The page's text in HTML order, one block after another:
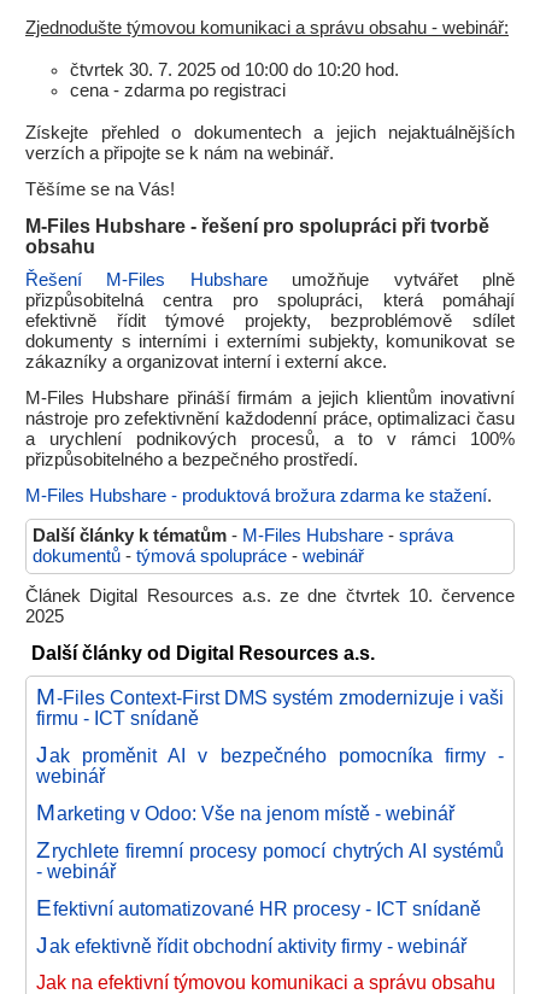
Zjednodušte týmovou komunikaci a správu obsahu - webinář:
čtvrtek 30. 7. 2025 od 10:00 do 10:20 hod.
cena - zdarma po registraci
Získejte přehled o dokumentech a jejich nejaktuálnějších
verzích a připojte se k nám na webinář.
Těšíme se na Vás!
M-Files Hubshare - řešení pro spolupráci při tvorbě
obsahu
Řešení M-Files Hubshareumožňuje vytvářet plně
přizpůsobitelná centra pro spolupráci, která pomáhají
efektivně řídit týmové projekty, bezproblémově sdílet
dokumenty s interními i externími subjekty, komunikovat se
zákazníky a organizovat interní i externí akce.
M-Files Hubshare přináší firmám a jejich klientům inovativní
nástroje pro zefektivnění každodenní práce, optimalizaci času
a urychlení podnikových procesů, a to v rámci 100%
přizpůsobitelného a bezpečného prostředí.
M-Files Hubshare - produktová brožura zdarma ke stažení.
Další články k tématům - M-Files Hubshare - správa
dokumentů - týmová spolupráce - webinář
Článek Digital Resources a.s. ze dne čtvrtek 10. července
2025
Další články od Digital Resources a.s.
M-Files Context-First DMS systém zmodernizuje i vaši
firmu - ICT snídaně
Jak proměnit AI v bezpečného pomocníka firmy -
webinář
Marketing v Odoo: Vše na jenom místě - webinář
Zrychlete firemní procesy pomocí chytrých AI systémů
- webinář
Efektivní automatizované HR procesy - ICT snídaně
Jak efektivně řídit obchodní aktivity firmy - webinář
Jak na efektivní týmovou komunikaci a správu obsahu